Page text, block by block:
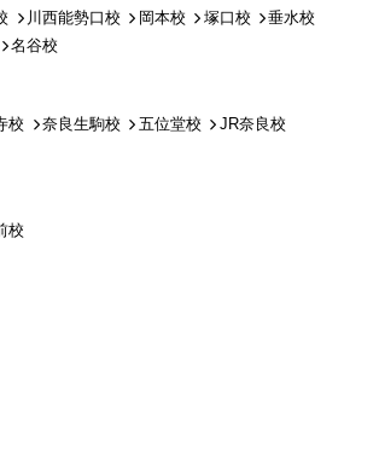
川西能勢口校 岡本校 塚口校
垂水校
名谷校
校 奈良生駒校 五位堂校
JR奈良校
校